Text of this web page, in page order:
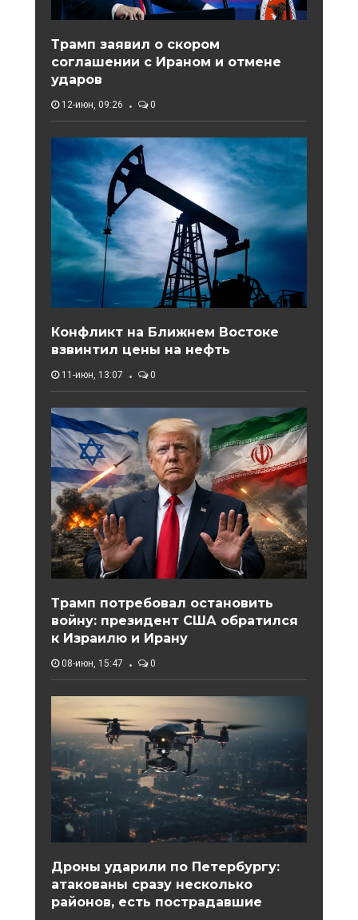
Трамп заявил о скором
соглашении с Ираном и отмене
ударов
12-июн, 09:26 0
Конфликт на Ближнем Востоке
взвинтил цены на нефть
11-июн, 13:07 0
Трамп потребовал остановить
войну: президент США обратился
к Израилю и Ирану
08-июн, 15:47 0
Дроны ударили по Петербургу:
атакованы сразу несколько
районов, есть пострадавшие